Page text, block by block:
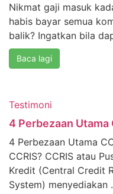
Nikmat gaji masuk
habis bayar semua
balik? Ingatkan bila
Baca lagi
Testimoni
4 Perbezaan Utama
4 Perbezaan Utama
CCRIS? CCRIS atau
Kredit (Central Credit
System) menyediakan